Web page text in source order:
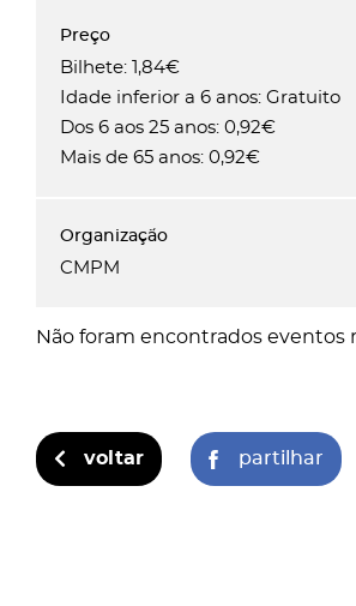
Bilhete: 1,84€
Idade inferior a 6 anos: Gratuito
Dos 6 aos 25 anos: 0,92€
Mais de 65 anos: 0,92€
CMPM
Não foram encontrados eventos
voltar partilhar